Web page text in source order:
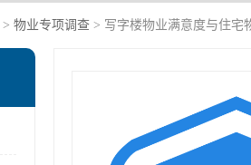
> 物业专项调查 > 写字楼物业满意度与住宅